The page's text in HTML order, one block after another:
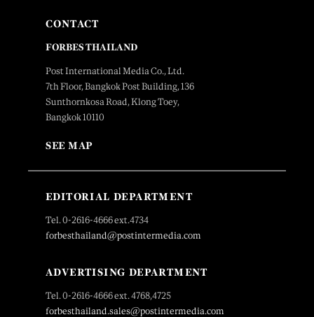
CONTACT
FORBES THAILAND
Post International Media Co., Ltd.
7th Floor, Bangkok Post Building, 136
Sunthornkosa Road, Klong Toey,
Bangkok 10110
SEE MAP
EDITORIAL DEPARTMENT
Tel. 0-2616-4666 ext.4734
forbesthailand@postintermedia.com
ADVERTISING DEPARTMENT
Tel. 0-2616-4666 ext. 4768,4725
forbesthailand.sales@postintermedia.com